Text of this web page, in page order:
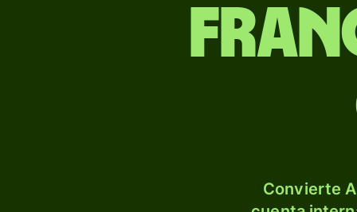
Convierte